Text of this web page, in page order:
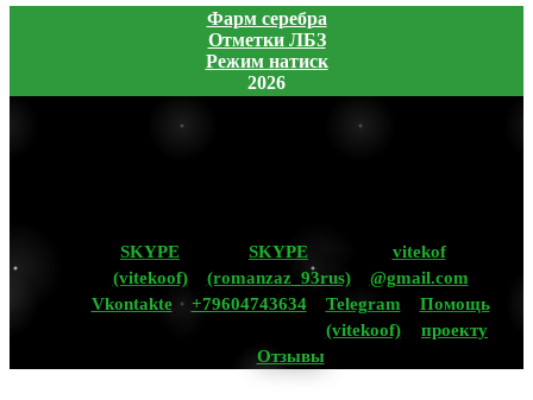
Фарм серебра
Отметки ЛБЗ
Режим натиск
2026
SKYPE
(vitekoof)
SKYPE
(romanzaz_93rus)
vitekof
@gmail.com
Vkontakte
+79604743634
Telegram
(vitekoof)
Помощь
проекту
Отзывы